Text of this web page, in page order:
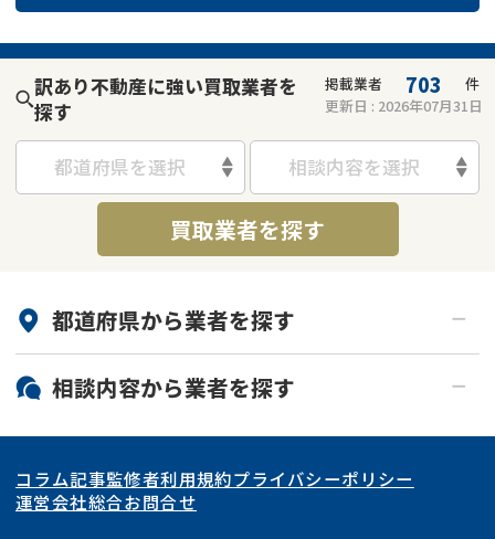
訳あり不動産に強い買取業者を
探す
掲載業者 703
件
更新日 : 2026年07月31日
都道府県を選択 相談内容を選択
買取業者を探す
都道府県から業者を探す
北海道・東北
北海道 青森県
岩手県 宮城県
関東
東京都 神奈川県
東海
相談内容から業者を探す
再建築不可
底地
コラム記事監修者利用規約プライバシーポリシー
運営会社総合お問合せ